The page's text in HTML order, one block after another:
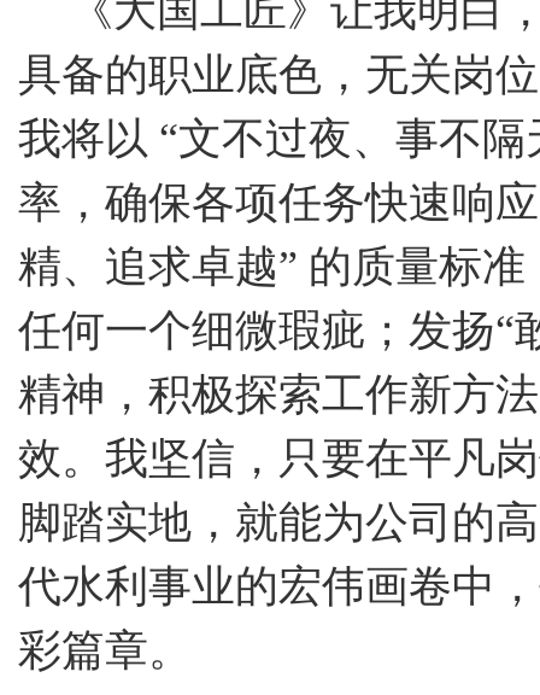
《大国工匠》让我明白
具备的职业底色，无关岗
我将以 “文不过夜、事不
率，确保各项任务快速响
精、追求卓越” 的质量标
任何一个细微瑕疵；发扬“
精神，积极探索工作新方
效。我坚信，只要在平凡
脚踏实地，就能为公司的
代水利事业的宏伟画卷中
彩篇章。